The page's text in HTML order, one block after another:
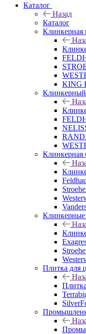
Каталог
Назад
Каталог
Клинкерная
KING
Клинкерная
Клинкерные
Плитка для